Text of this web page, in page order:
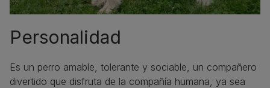
Personalidad
Es un perro amable, tolerante y sociable, un compañero
divertido que disfruta de la compañía humana, ya sea